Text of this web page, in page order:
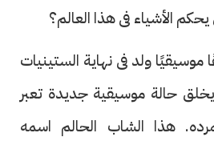
الأشياء فى هذا العالم؟
ولد فى نهاية الستينيات
حالة موسيقية جديدة تعبر
هذا الشاب الحالم اسمه